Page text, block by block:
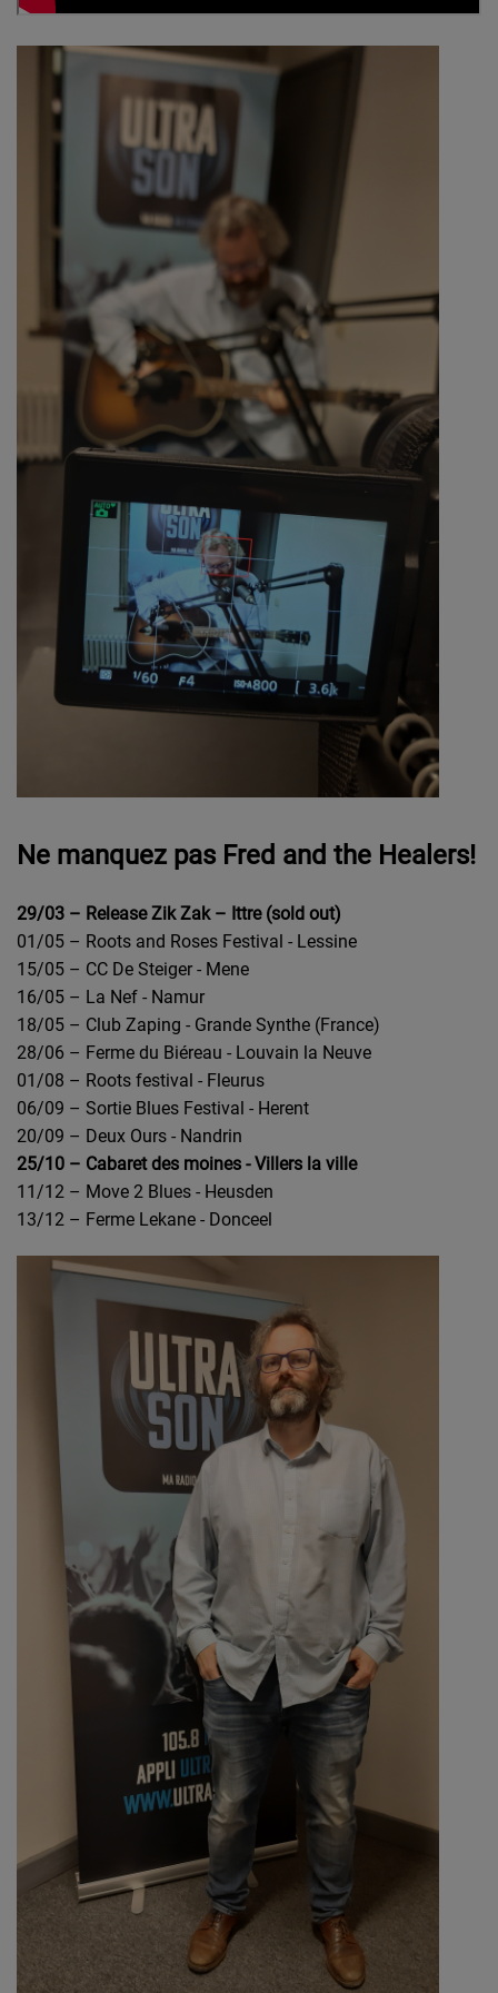
Ne manquez pas Fred and the Healers!
29/03 – Release Zik Zak – Ittre (sold out)
01/05 – Roots and Roses Festival - Lessine
15/05 – CC De Steiger - Mene
16/05 – La Nef - Namur
18/05 – Club Zaping - Grande Synthe (France)
28/06 – Ferme du Biéreau - Louvain la Neuve
01/08 – Roots festival - Fleurus
06/09 – Sortie Blues Festival - Herent
20/09 – Deux Ours - Nandrin
25/10 – Cabaret des moines - Villers la ville
11/12 – Move 2 Blues - Heusden
13/12 – Ferme Lekane - Donceel